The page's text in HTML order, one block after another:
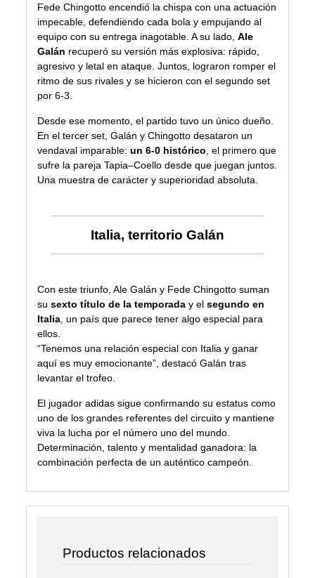
Fede Chingotto encendió la chispa con una actuación
impecable, defendiendo cada bola y empujando al
equipo con su entrega inagotable. A su lado,Ale
Galán recuperó su versión más explosiva: rápido,
agresivo y letal en ataque. Juntos, lograron romper el
ritmo de sus rivales y se hicieron con el segundo set
por 6-3.
Desde ese momento, el partido tuvo un único dueño.
En el tercer set, Galán y Chingotto desataron un
vendaval imparable:un 6-0 histórico, el primero que
sufre la pareja Tapia–Coello desde que juegan juntos.
Una muestra de carácter y superioridad absoluta.
Italia, territorio Galán
Con este triunfo, Ale Galán y Fede Chingotto suman
susexto título de la temporada y elsegundo en
Italia, un país que parece tener algo especial para
ellos.
“Tenemos una relación especial con Italia y ganar
aquí es muy emocionante”, destacó Galán tras
levantar el trofeo.
El jugador adidas sigue confirmando su estatus como
uno de los grandes referentes del circuito y mantiene
viva la lucha por el número uno del mundo.
Determinación, talento y mentalidad ganadora: la
combinación perfecta de un auténtico campeón.
Productos relacionados